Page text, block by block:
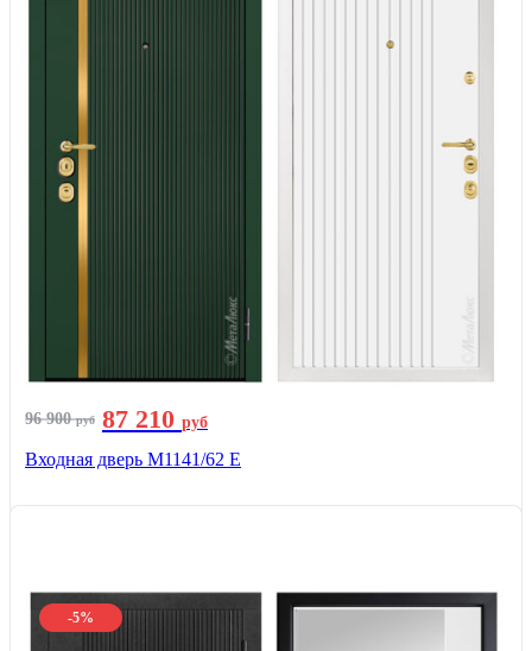
96 900руб 87 210 руб
Входная дверь М1141/62 Е
-5%